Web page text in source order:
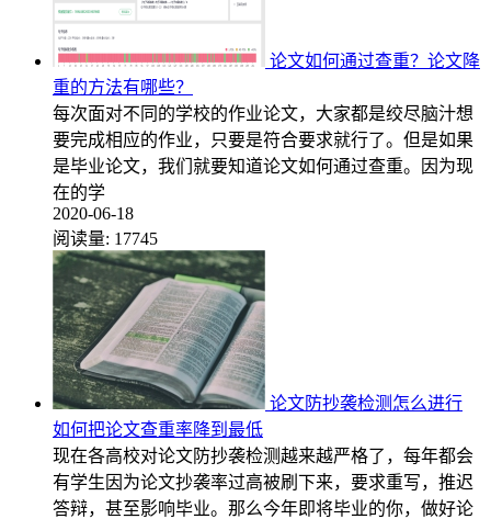
论文如何通过查重？论文降
重的方法有哪些？
每次面对不同的学校的作业论文，大家都是绞尽脑汁想
要完成相应的作业，只要是符合要求就行了。但是如果
是毕业论文，我们就要知道论文如何通过查重。因为现
在的学
2020-06-18
阅读量: 17745
论文防抄袭检测怎么进行
如何把论文查重率降到最低
现在各高校对论文防抄袭检测越来越严格了，每年都会
有学生因为论文抄袭率过高被刷下来，要求重写，推迟
答辩，甚至影响毕业。那么今年即将毕业的你，做好论